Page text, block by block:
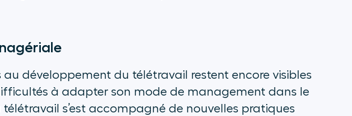
au développement du télétravail restent encore visibles
à adapter son mode de management dans le
télétravail s’est accompagné de nouvelles pratiques